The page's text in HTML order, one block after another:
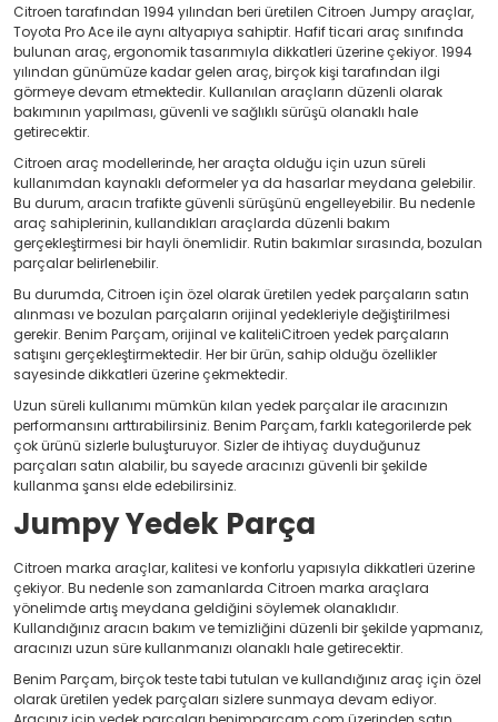
Citroen tarafından 1994 yılından beri üretilen Citroen Jumpy araçlar,
Toyota Pro Ace ile aynı altyapıya sahiptir. Hafif ticari araç sınıfında
bulunan araç, ergonomik tasarımıyla dikkatleri üzerine çekiyor. 1994
yılından günümüze kadar gelen araç, birçok kişi tarafından ilgi
görmeye devam etmektedir. Kullanılan araçların düzenli olarak
bakımının yapılması, güvenli ve sağlıklı sürüşü olanaklı hale
getirecektir.
Citroen araç modellerinde, her araçta olduğu için uzun süreli
kullanımdan kaynaklı deformeler ya da hasarlar meydana gelebilir.
Bu durum, aracın trafikte güvenli sürüşünü engelleyebilir. Bu nedenle
araç sahiplerinin, kullandıkları araçlarda düzenli bakım
gerçekleştirmesi bir hayli önemlidir. Rutin bakımlar sırasında, bozulan
parçalar belirlenebilir.
Bu durumda, Citroen için özel olarak üretilen yedek parçaların satın
alınması ve bozulan parçaların orijinal yedekleriyle değiştirilmesi
gerekir. Benim Parçam, orijinal ve kaliteliCitroen yedek parçaların
satışını gerçekleştirmektedir. Her bir ürün, sahip olduğu özellikler
sayesinde dikkatleri üzerine çekmektedir.
Uzun süreli kullanımı mümkün kılan yedek parçalar ile aracınızın
performansını arttırabilirsiniz. Benim Parçam, farklı kategorilerde pek
çok ürünü sizlerle buluşturuyor. Sizler de ihtiyaç duyduğunuz
parçaları satın alabilir, bu sayede aracınızı güvenli bir şekilde
kullanma şansı elde edebilirsiniz.
Jumpy Yedek Parça
Citroen marka araçlar, kalitesi ve konforlu yapısıyla dikkatleri üzerine
çekiyor. Bu nedenle son zamanlarda Citroen marka araçlara
yönelimde artış meydana geldiğini söylemek olanaklıdır.
Kullandığınız aracın bakım ve temizliğini düzenli bir şekilde yapmanız,
aracınızı uzun süre kullanmanızı olanaklı hale getirecektir.
Benim Parçam, birçok teste tabi tutulan ve kullandığınız araç için özel
olarak üretilen yedek parçaları sizlere sunmaya devam ediyor.